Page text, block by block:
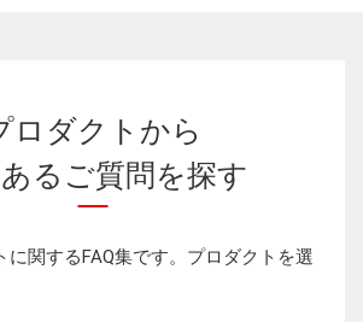
ロダクトから
るご質問を探す
に関するFAQ集です。プロダクトを選